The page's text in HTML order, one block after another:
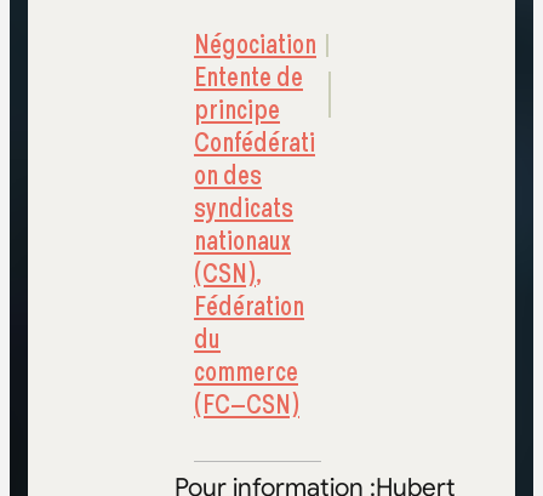
Négociation
Entente de
principe
Confédérati
on des
syndicats
nationaux
(CSN),
Fédération
du
commerce
(FC–CSN)
Pour information :Hubert